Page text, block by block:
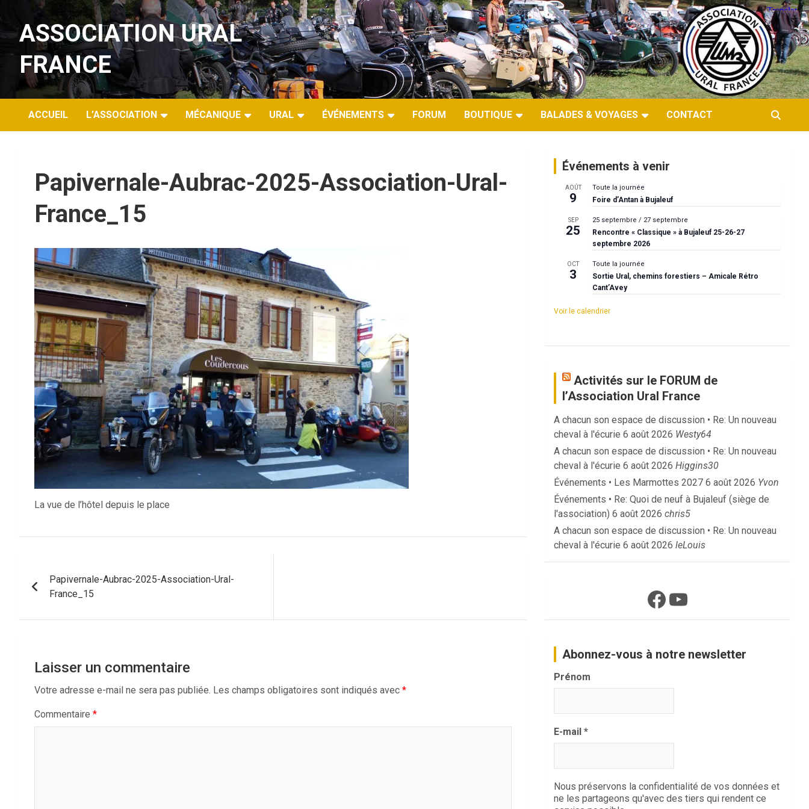
au
contenuASSOCIATION URAL
FRANCE
ACCUEIL L’ASSOCIATION MÉCANIQUE URAL ÉVÉNEMENTS FORUM BOUTIQUE BALADES & VOYAGES CONTACT
Papivernale-Aubrac-2025-Association-Ural-
France_15
La vue de l’hôtel depuis le place
de
Papivernale-Aubrac-2025-Association-Ural-
France_15
Laisser un commentaire
Votre adresse e-mail ne sera pas publiée. Les champs obligatoires sont indiqués avec *
Commentaire *
Événements à venir
AOÛT
9
Toute la journée
Foire d’Antan à Bujaleuf
SEP
25
25 septembre / 27 septembre
Rencontre « Classique » à Bujaleuf 25-26-27
septembre 2026
OCT
3
Toute la journée
Sortie Ural, chemins forestiers – Amicale Rétro
Cant’Avey
Voir le calendrier
Activités sur le FORUM de
l’Association Ural France
A chacun son espace de discussion • Re: Un nouveau
cheval à l'écurie 6 août 2026 Westy64
A chacun son espace de discussion • Re: Un nouveau
cheval à l'écurie 6 août 2026 Higgins30
Événements • Les Marmottes 2027 6 août 2026 Yvon
Événements • Re: Quoi de neuf à Bujaleuf (siège de
l'association) 6 août 2026 chris5
A chacun son espace de discussion • Re: Un nouveau
cheval à l'écurie 6 août 2026 leLouis
Facebook
YouTube
Abonnez-vous à notre newsletter
Prénom
E-mail*
Nous préservons la confidentialité de vos données et
ne les partageons qu'avec des tiers qui rendent ce